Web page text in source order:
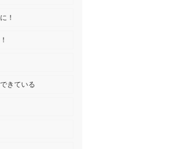
！
きている